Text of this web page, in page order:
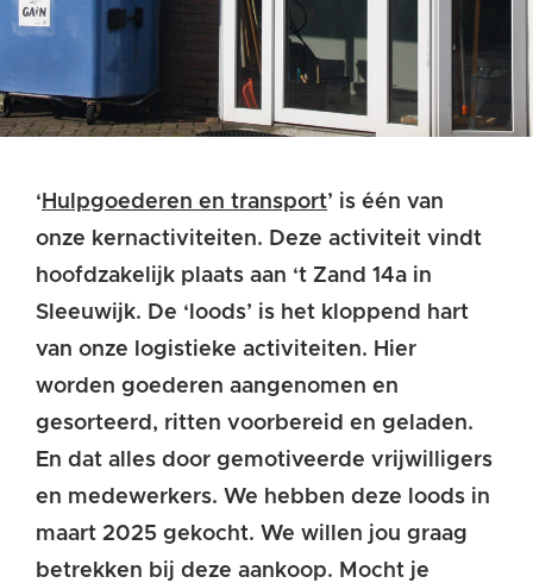
‘ Hulpgoederen en transport’ is één van
onze kernactiviteiten. Deze activiteit vindt
hoofdzakelijk plaats aan ‘t Zand 14a in
Sleeuwijk. De ‘loods’ is het kloppend hart
van onze logistieke activiteiten. Hier
worden goederen aangenomen en
gesorteerd, ritten voorbereid en geladen.
En dat alles door gemotiveerde vrijwilligers
en medewerkers. We hebben deze loods in
maart 2025 gekocht. We willen jou graag
betrekken bij deze aankoop. Mocht je